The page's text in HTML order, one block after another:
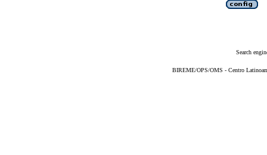
Search
BIREME/OPS/OMS - Centro